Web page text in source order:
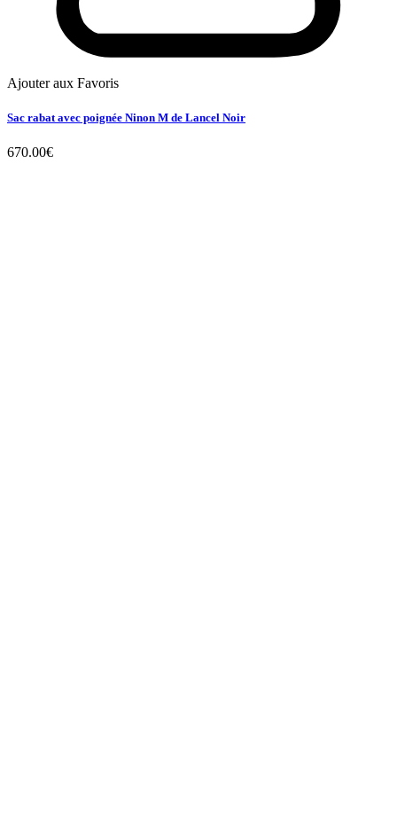
Ajouter aux Favoris
Sac rabat avec poignée Ninon M de Lancel Noir
670.00€